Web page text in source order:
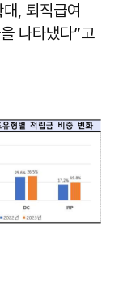
, 퇴직급여
나타냈다”고